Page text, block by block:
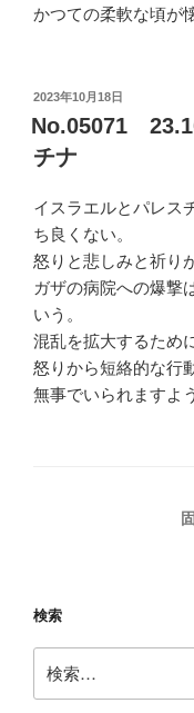
かつての柔軟な頃が
投
稿
日:
2023年10月18日
No.05071
チナ
イスラエルとパレス
ち良くない。
怒りと悲しみと祈り
ガザの病院への爆撃
いう。
混乱を拡大するため
怒りから短絡的な行
無事でいられますよ
ペ
ジ
送
検索
索: